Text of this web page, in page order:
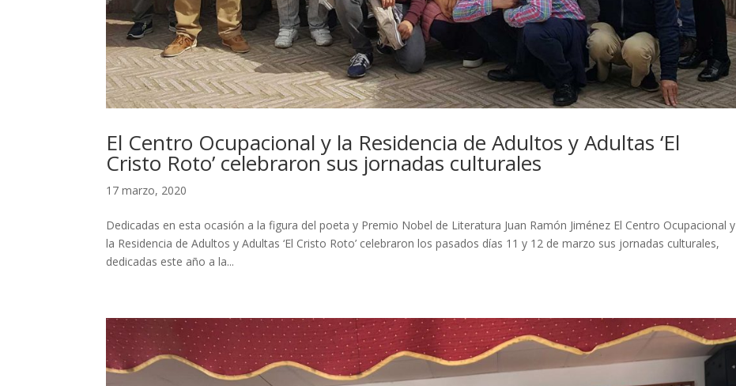
El Centro Ocupacional y la Residencia de Adultos y Adultas ‘El
Cristo Roto’ celebraron sus jornadas culturales
17 marzo, 2020
Dedicadas en esta ocasión a la figura del poeta y Premio Nobel de Literatura Juan Ramón Jiménez El Centro Ocupacional y
la Residencia de Adultos y Adultas ‘El Cristo Roto’ celebraron los pasados días 11 y 12 de marzo sus jornadas culturales,
dedicadas este año a la...